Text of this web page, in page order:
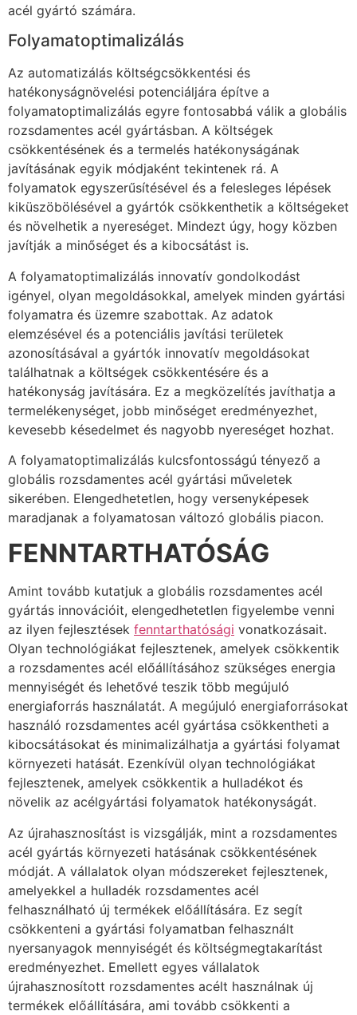
acél gyártó számára.
Folyamatoptimalizálás
Az automatizálás költségcsökkentési és
hatékonyságnövelési potenciáljára építve a
folyamatoptimalizálás egyre fontosabbá válik a globális
rozsdamentes acél gyártásban. A költségek
csökkentésének és a termelés hatékonyságának
javításának egyik módjaként tekintenek rá. A
folyamatok egyszerűsítésével és a felesleges lépések
kiküszöbölésével a gyártók csökkenthetik a költségeket
és növelhetik a nyereséget. Mindezt úgy, hogy közben
javítják a minőséget és a kibocsátást is.
A folyamatoptimalizálás innovatív gondolkodást
igényel, olyan megoldásokkal, amelyek minden gyártási
folyamatra és üzemre szabottak. Az adatok
elemzésével és a potenciális javítási területek
azonosításával a gyártók innovatív megoldásokat
találhatnak a költségek csökkentésére és a
hatékonyság javítására. Ez a megközelítés javíthatja a
termelékenységet, jobb minőséget eredményezhet,
kevesebb késedelmet és nagyobb nyereséget hozhat.
A folyamatoptimalizálás kulcsfontosságú tényező a
globális rozsdamentes acél gyártási műveletek
sikerében. Elengedhetetlen, hogy versenyképesek
maradjanak a folyamatosan változó globális piacon.
FENNTARTHATÓSÁG
Amint tovább kutatjuk a globális rozsdamentes acél
gyártás innovációit, elengedhetetlen figyelembe venni
az ilyen fejlesztések fenntarthatósági vonatkozásait.
Olyan technológiákat fejlesztenek, amelyek csökkentik
a rozsdamentes acél előállításához szükséges energia
mennyiségét és lehetővé teszik több megújuló
energiaforrás használatát. A megújuló energiaforrásokat
használó rozsdamentes acél gyártása csökkentheti a
kibocsátásokat és minimalizálhatja a gyártási folyamat
környezeti hatását. Ezenkívül olyan technológiákat
fejlesztenek, amelyek csökkentik a hulladékot és
növelik az acélgyártási folyamatok hatékonyságát.
Az újrahasznosítást is vizsgálják, mint a rozsdamentes
acél gyártás környezeti hatásának csökkentésének
módját. A vállalatok olyan módszereket fejlesztenek,
amelyekkel a hulladék rozsdamentes acél
felhasználható új termékek előállítására. Ez segít
csökkenteni a gyártási folyamatban felhasznált
nyersanyagok mennyiségét és költségmegtakarítást
eredményezhet. Emellett egyes vállalatok
újrahasznosított rozsdamentes acélt használnak új
termékek előállítására, ami tovább csökkenti a